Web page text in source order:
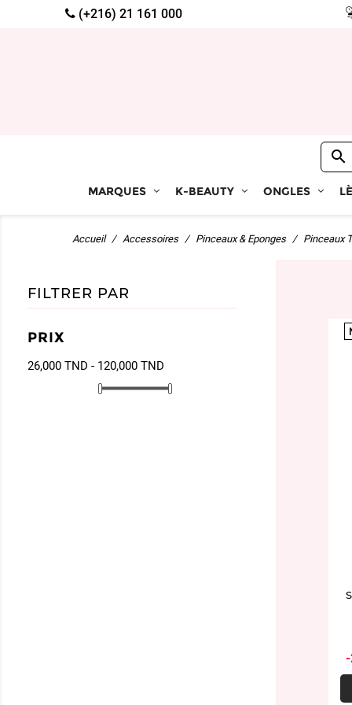
(+216) 21 161 000
MARQUES K-BEAUTY ONGLES

Accueil Accessoires Pinceaux & Eponges Pinceaux
FILTRER PAR
PRIX
26,000 TND - 120,000 TND